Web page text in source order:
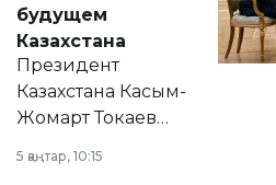
будущем
Казахстана
Президент
Казахстана Касым-
Жомарт Токаев
сразу несколько
5 қаңтар, 10:15